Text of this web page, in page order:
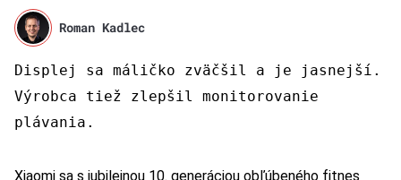
Roman Kadlec
Displej sa máličko zväčšil a je jasnejší.
Výrobca tiež zlepšil monitorovanie
plávania.
Xiaomi sa s jubilejnou 10. generáciou obľúbeného fitnes